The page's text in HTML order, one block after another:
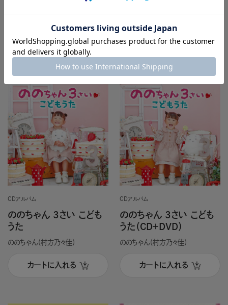
カートに入れる 売り切れ
CDアルバム
ののちゃん 3さい こども
うた
ののちゃん（村方乃々佳）
カートに入れる
CDアルバム
ののちゃん 3さい こども
うた（CD＋DVD）
ののちゃん（村方乃々佳）
カートに入れる